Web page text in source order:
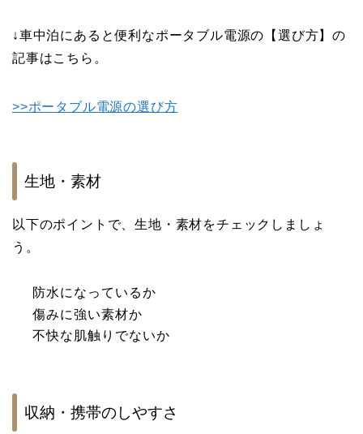
↓車中泊にあると便利なポータブル電源の【選び方】の
記事はこちら。
>>ポータブル電源の選び方
生地・素材
以下のポイントで、生地・素材をチェックしましょ
う。
防水になっているか
傷みに強い素材か
不快な肌触りでないか
収納・携帯のしやすさ